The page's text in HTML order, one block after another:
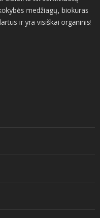
medžiagų, biokuras
ir yra visiškai organinis!